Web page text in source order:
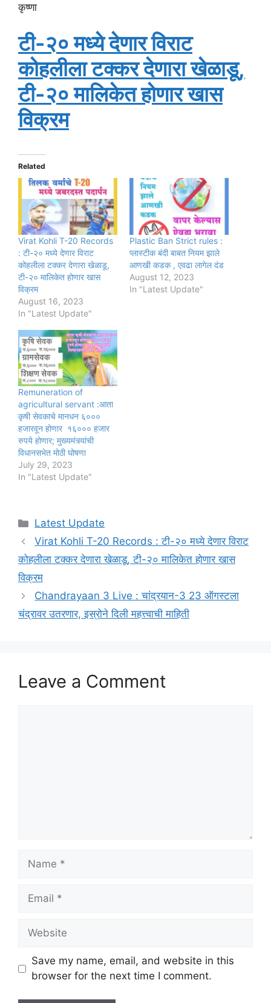
कृष्णा
टी-२० मध्ये देणार विराट
कोहलीला टक्कर देणारा खेळाडू,
टी-२० मालिकेत होणार खास
विक्रम
Related
Virat Kohli T-20 Records
: टी-२० मध्ये देणार विराट
कोहलीला टक्कर देणारा खेळाडू,
टी-२० मालिकेत होणार खास
विक्रम
August 16, 2023
In "Latest Update"
Plastic Ban Strict rules :
प्लास्टीक बंदी बाबत नियम झाले
आणखी कडक , एवढा लागेल दंड
August 12, 2023
In "Latest Update"
Remuneration of
agricultural servant :आता
कृषी सेवकाचे मानधन ६०००
हजारवून होणार १६००० हजार
रुपये होणार; मुख्यमंत्र्यांची
विधानसभेत मोठी घोषणा
July 29, 2023
In "Latest Update"
Categories
Latest Update
Virat Kohli T-20 Records : टी-२० मध्ये देणार विराट
कोहलीला टक्कर देणारा खेळाडू, टी-२० मालिकेत होणार खास
विक्रम
Chandrayaan 3 Live : चांद्रयान-3 23 ऑगस्टला
चंद्रावर उतरणार, इस्रोने दिली महत्त्वाची माहिती
Leave a Comment
Name
Email
Website
Save my name, email, and website in this
browser for the next time I comment.